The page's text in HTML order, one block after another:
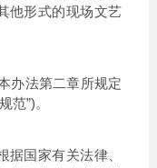
他形式的现场文艺
法第二章所规定
范”)。
国家有关法律、